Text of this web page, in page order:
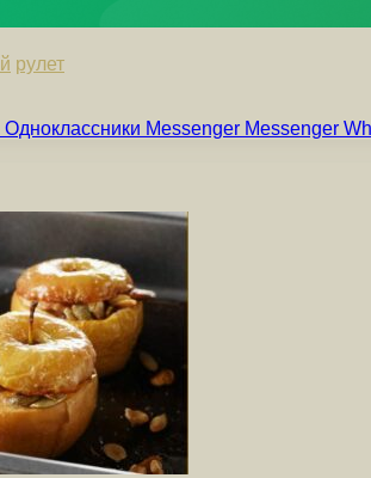
рулет
Одноклассники Messenger Messenger